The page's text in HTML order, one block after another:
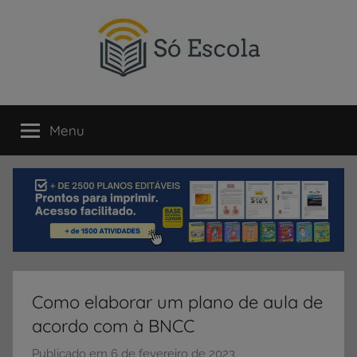
SÓ
ESCOLA
um
portal
direcionado
compartilhamento
dicas
Menu
Como elaborar um plano de aula de
acordo com à BNCC
Publicado em 6 de fevereiro de 2023